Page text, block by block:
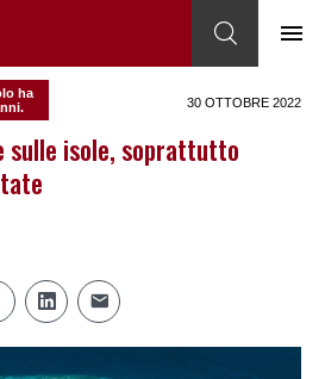
ha
30 OTTOBRE 2022
isole, soprattutto